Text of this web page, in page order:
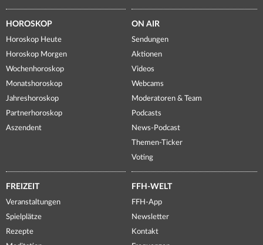
HOROSKOP
Horoskop Heute
Horoskop Morgen
Wochenhoroskop
Monatshoroskop
Jahreshoroskop
Partnerhoroskop
Aszendent
ON AIR
Sendungen
Aktionen
Videos
Webcams
Moderatoren & Team
Podcasts
News-Podcast
Themen-Ticker
Voting
FREIZEIT
Veranstaltungen
Spielplätze
Rezepte
FFH-WELT
FFH-App
Newsletter
Kontakt